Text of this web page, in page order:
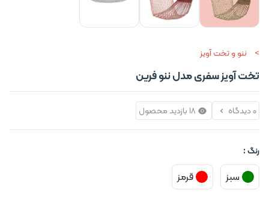
ننو و تخت آویز
تخت آویز سفری مدل ننو فرین
0 دیدگاه 18 بازدید محصول
رنگ :
سبز قرمز